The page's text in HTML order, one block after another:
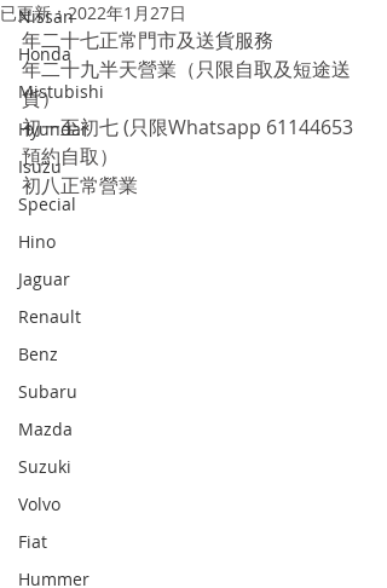
Nissan
Honda
Mistubishi
Hyundai
Isuzu
Special
Hino
Jaguar
Renault
Benz
Subaru
Mazda
Suzuki
Volvo
Fiat
Hummer
已更新：2022年1月27日
年二十七正常門市及送貨服務
年二十九半天營業（只限自取及短途送
貨）
初一至初七 (只限Whatsapp 61144653
預約自取）
初八正常營業